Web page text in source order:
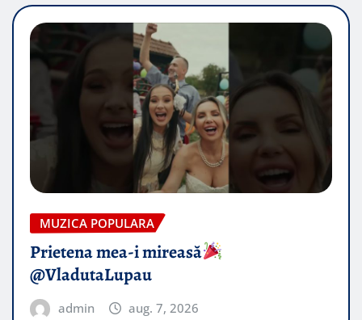
MUZICA POPULARA
Prietena mea-i mireasă​
@VladutaLupau
admin aug. 7, 2026